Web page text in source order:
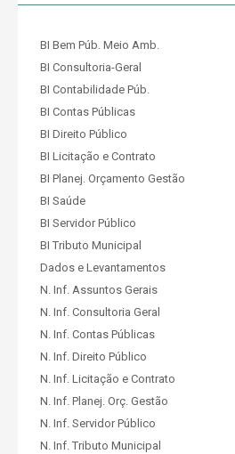
BI Bem Púb. Meio Amb.
BI Consultoria-Geral
BI Contabilidade Púb.
BI Contas Públicas
BI Direito Público
BI Licitação e Contrato
BI Planej. Orçamento Gestão
BI Saúde
BI Servidor Público
BI Tributo Municipal
Dados e Levantamentos
N. Inf. Assuntos Gerais
N. Inf. Consultoria Geral
N. Inf. Contas Públicas
N. Inf. Direito Público
N. Inf. Licitação e Contrato
N. Inf. Planej. Orç. Gestão
N. Inf. Servidor Público
N. Inf. Tributo Municipal